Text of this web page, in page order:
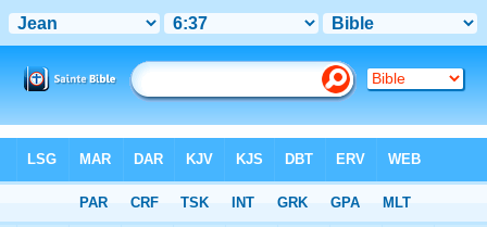
Chapitre 6> Verset 37